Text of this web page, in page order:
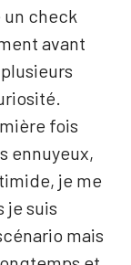
un check
avant
plusieurs
fois
ennuyeux,
je me
je suis
mais